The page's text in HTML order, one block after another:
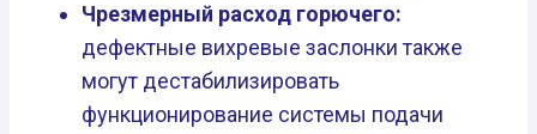
Чрезмерный расход горючего:
дефектные вихревые заслонки также
могут дестабилизировать
функционирование системы подачи